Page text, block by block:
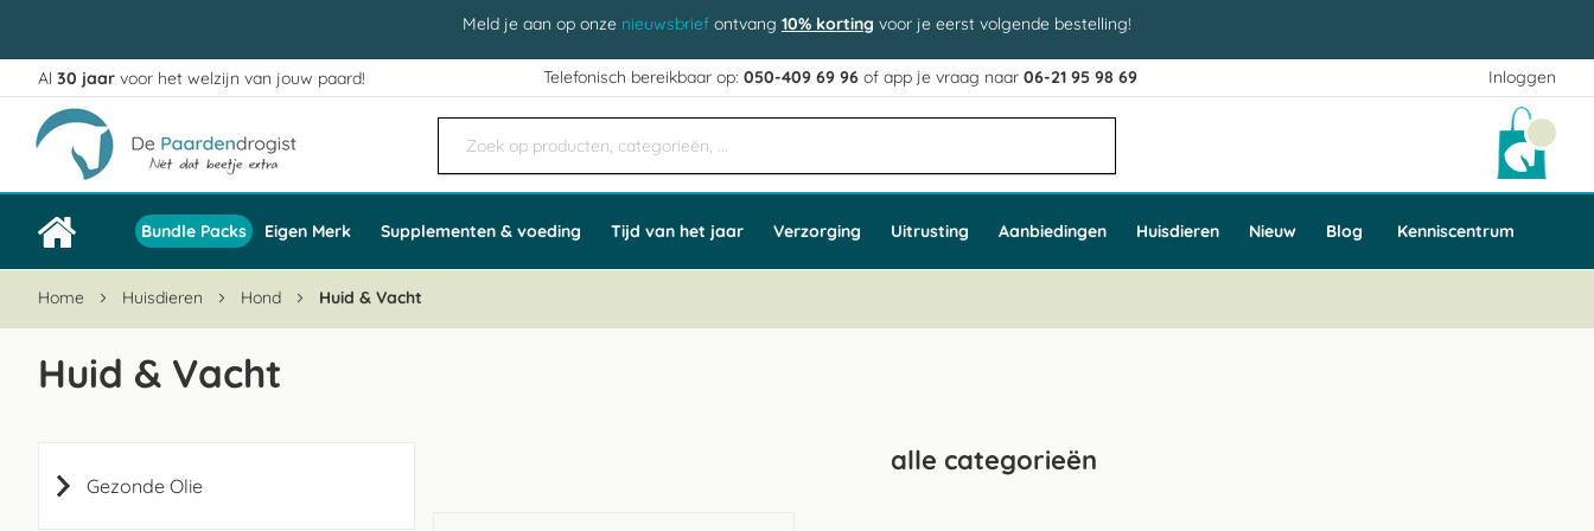
Meld je aan op onze nieuwsbrief ontvang 10% korting voor je eerst volgende bestelling!
Inloggen
Ga
naar
de
inhoud
Al 30 jaar voor het welzijn van jouw paard! Telefonisch bereikbaar op:050-409 69 96 of app je vraag naar06-21 95 98 69
Bundle Packs Eigen Merk Supplementen & voeding Tijd van het jaar Verzorging Uitrusting Aanbiedingen Huisdieren Nieuw Blog Kenniscentrum
Home Huisdieren Hond Huid & Vacht
Huid & Vacht
alle categorieën
Gezonde Olie